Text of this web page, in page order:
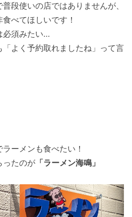
段使いの店ではありませんが、
べてほしいです！
必須みたい…
よく予約取れましたね」って言
ーメンも食べたい！
ったのが 「ラーメン海鳴」